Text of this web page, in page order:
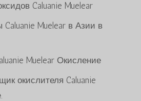
Caluanie Muelear
Muelear в Азии в
Muelear Окисление
окислителя Caluanie